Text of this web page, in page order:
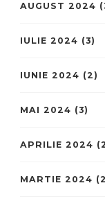
AUGUST 2024
IULIE 2024 (3)
IUNIE 2024 (2)
MAI 2024 (3)
APRILIE 2024
MARTIE 2024